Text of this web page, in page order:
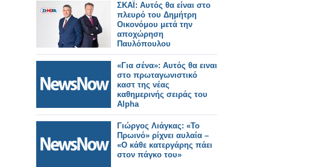
ΣΚΑΪ: Αυτός θα είναι στο
πλευρό του Δημήτρη
Οικονόμου μετά την
αποχώρηση
Παυλόπουλου
«Για σένα»: Αυτός θα ειναι
στο πρωταγωνιστικό
καστ της νέας
καθημερινής σειράς του
Alpha
Γιώργος Λιάγκας: «Το
Πρωινό» ρίχνει αυλαία –
«Ο κάθε κατεργάρης πάει
στον πάγκο του»